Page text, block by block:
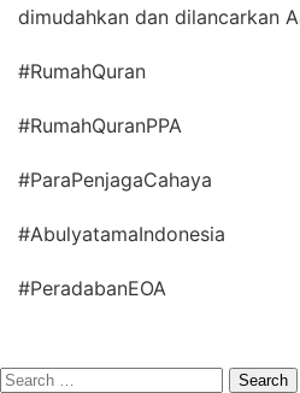
dimudahkan dan dilancarkan
#RumahQuran
#RumahQuranPPA
#ParaPenjagaCahaya
#AbulyatamaIndonesia
#PeradabanEOA
Search